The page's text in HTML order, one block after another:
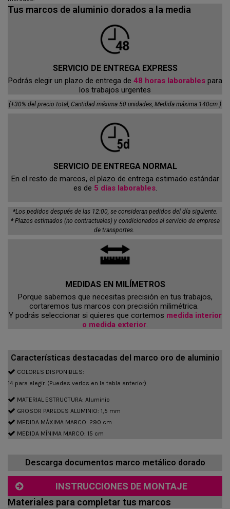
Tus marcos de aluminio dorados a la media
SERVICIO DE ENTREGA EXPRESS
Podrás elegir un plazo de entrega de 48 horas laborablespara
los trabajos urgentes
(+30% del precio total, Cantidad máxima 50 unidades, Medida máxima 140cm.)
SERVICIO DE ENTREGA NORMAL
En el resto de marcos, el plazo de entrega estimado estándar
es de 5 días laborables.
*Los pedidos después de las 12:00, se consideran pedidos del día siguiente.
* Plazos estimados (no contractuales) y condicionados al servicio de empresa
de transportes.
MEDIDAS EN MILÍMETROS
Porque sabemos que necesitas precisión en tus trabajos,
cortaremos tus marcos con precisión milimétrica.
Y podrás seleccionar si quieres que cortemos medida interior
o medida exterior.
Características destacadas del marco oro de aluminio
COLORES DISPONIBLES:
14 para elegir. (Puedes verlos en la tabla anterior)
MATERIAL ESTRUCTURA: Aluminio
GROSOR PAREDES ALUMINIO: 1,5 mm
MEDIDA MÁXIMA MARCO: 290 cm
MEDIDA MÍNIMA MARCO: 15 cm
Descarga documentos marco metálico dorado
INSTRUCCIONES DE MONTAJE
Materiales para completar tus marcos